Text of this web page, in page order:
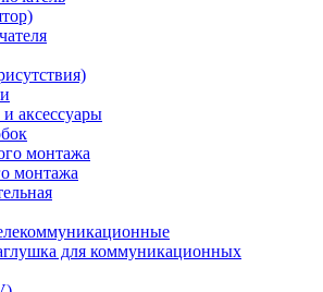
аксессуары
монтажа
монтажа
для коммуникационных